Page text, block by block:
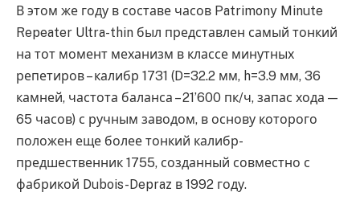
В этом же году в составе часов Patrimony Minute
Repeater Ultra-thin был представлен самый тонкий
на тот момент механизм в классе минутных
репетиров – калибр 1731 (D=32.2 мм, h=3.9 мм, 36
камней, частота баланса – 21’600 пк/ч, запас хода —
65 часов) с ручным заводом, в основу которого
положен еще более тонкий калибр-
предшественник 1755, созданный совместно с
фабрикой Dubois-Depraz в 1992 году.